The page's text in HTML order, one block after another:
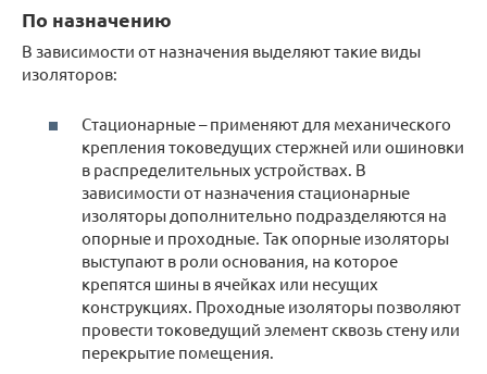
По назначению
В зависимости от назначения выделяют такие виды
изоляторов:
Стационарные – применяют для механического
крепления токоведущих стержней или ошиновки
в распределительных устройствах. В
зависимости от назначения стационарные
изоляторы дополнительно подразделяются на
опорные и проходные. Так опорные изоляторы
выступают в роли основания, на которое
крепятся шины в ячейках или несущих
конструкциях. Проходные изоляторы позволяют
провести токоведущий элемент сквозь стену или
перекрытие помещения.